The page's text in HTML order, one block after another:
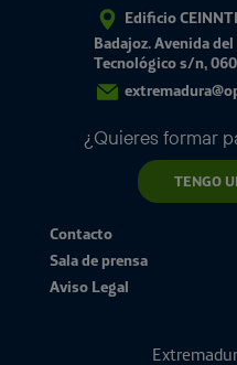
Edificio
Badajoz. Avenida
Tecnológico s/n,
¿Quieres formar
TENGO
Contacto
Sala de prensa
Aviso Legal